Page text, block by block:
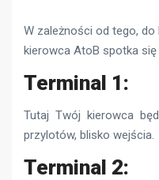
W zależności od tego,
kierowca AtoB spotka się
Terminal 1:
Tutaj Twój kierowca
przylotów, blisko wejścia.
Terminal 2: